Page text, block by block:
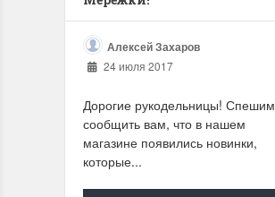
Алексей Захаров
24 июля 2017
Дорогие рукодельницы! Спешим
сообщить вам, что в нашем
магазине появились новинки,
которые...